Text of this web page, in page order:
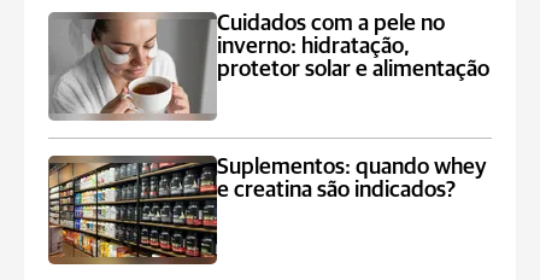
Cuidados com a pele no
inverno: hidratação,
protetor solar e alimentação
Suplementos: quando whey
e creatina são indicados?